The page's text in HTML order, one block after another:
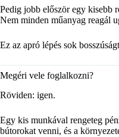
Pedig jobb először egy kisebb
Nem minden műanyag reagál
Ez az apró lépés sok
Megéri vele foglalkozni?
Röviden: igen.
Egy kis munkával rengeteg
bútorokat venni, és a